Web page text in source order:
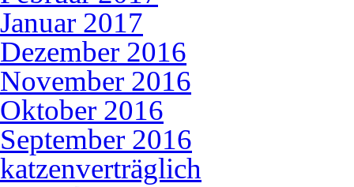
Januar 2017
Dezember 2016
November 2016
Oktober 2016
September 2016
katzenverträglich